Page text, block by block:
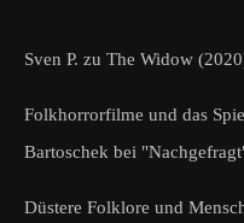
Sven P. zu The Widow
Folkhorrorfilme und das
Bartoschek bei
Düstere Folklore und